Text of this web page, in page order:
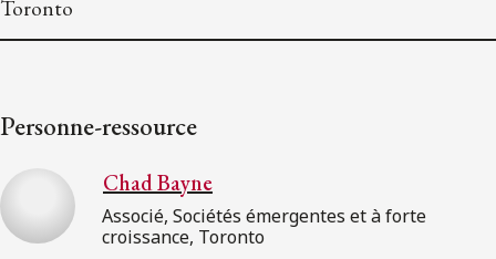
Toronto
Personne-ressource
Chad Bayne
Associé, Sociétés émergentes et à forte
croissance, Toronto